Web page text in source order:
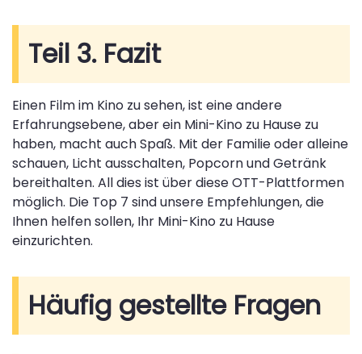
Teil 3. Fazit
Einen Film im Kino zu sehen, ist eine andere
Erfahrungsebene, aber ein Mini-Kino zu Hause zu
haben, macht auch Spaß. Mit der Familie oder alleine
schauen, Licht ausschalten, Popcorn und Getränk
bereithalten. All dies ist über diese OTT-Plattformen
möglich. Die Top 7 sind unsere Empfehlungen, die
Ihnen helfen sollen, Ihr Mini-Kino zu Hause
einzurichten.
Häufig gestellte Fragen